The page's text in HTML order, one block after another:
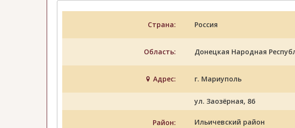
Страна: Россия
Область: Донецкая Народная
Адрес: г. Мариуполь
ул. Заозёрная, 86
Район: Ильичевский район